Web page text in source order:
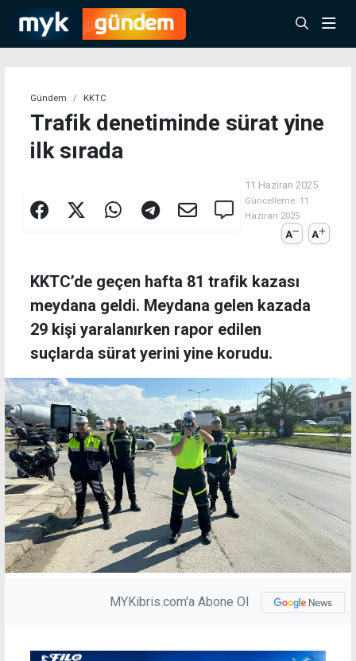
Gündem KKTC
Trafik denetiminde sürat yine
ilk sırada
11 Haziran 2025
Güncelleme: 11
Haziran 2025
A A
KKTC’de geçen hafta 81 trafik kazası
meydana geldi. Meydana gelen kazada
29 kişi yaralanırken rapor edilen
suçlarda sürat yerini yine korudu.
MYKibris.com'a Abone Ol